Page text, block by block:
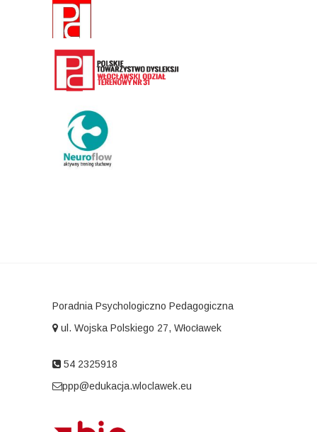
Poradnia Psychologiczno Pedagogiczna
ul. Wojska Polskiego 27, Włocławek
54 2325918
ppp@edukacja.wloclawek.eu